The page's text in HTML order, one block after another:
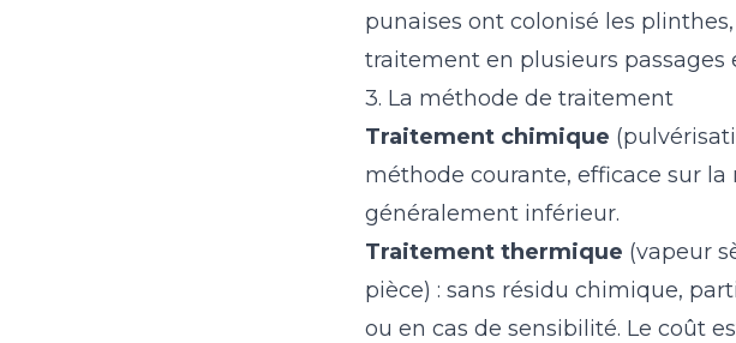
punaises ont colonisé les
traitement en plusieurs passages
3. La méthode de traitement
Traitement chimique
méthode courante, efficace sur
généralement inférieur.
Traitement thermique (vapeur
pièce) : sans résidu chimique,
ou en cas de sensibilité. Le coût